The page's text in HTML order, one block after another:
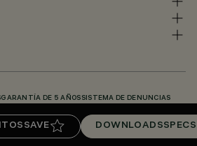
SAVE DOWNLOADSSPECS
GARANTÍA DE 5 AÑOS SISTEMA DE DENUNCIAS
DOWNLOADS